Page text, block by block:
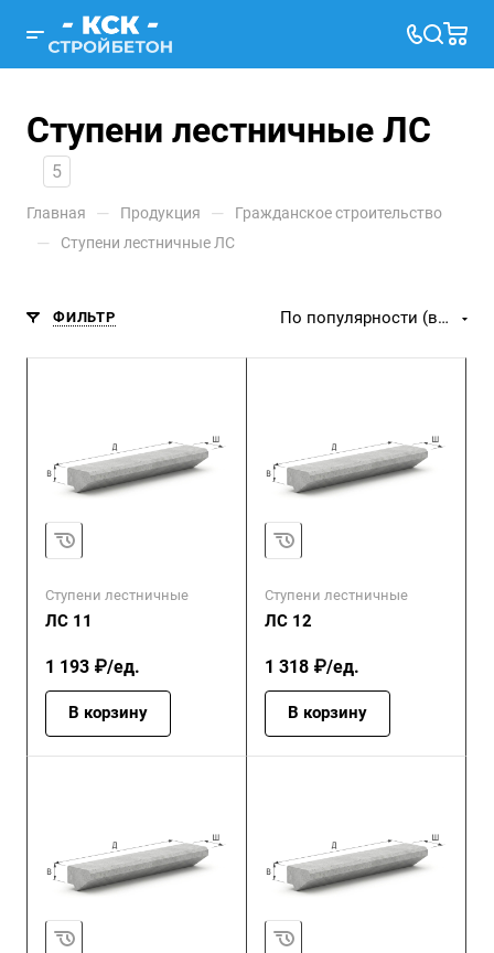
Ступени лестничные ЛС
5
Главная — Продукция — Гражданское строительство
— Ступени лестничные ЛС
ФИЛЬТР По популярности (возрастание)
Ступени лестничные
ЛС 11
1 193 ₽/ед.
В корзину
Ступени лестничные
ЛС 12
1 318 ₽/ед.
В корзину